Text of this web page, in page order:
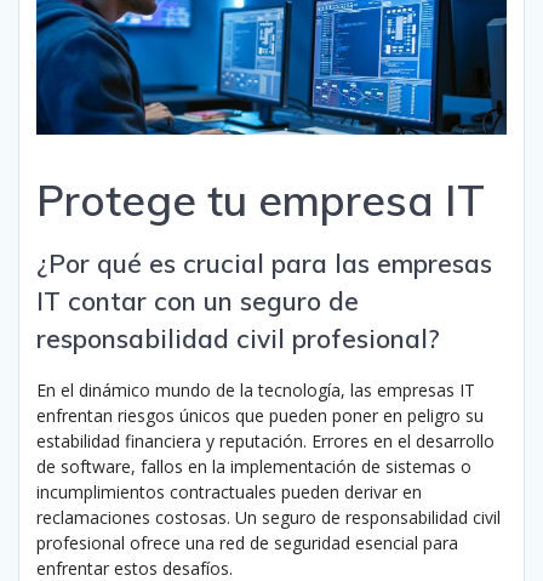
Protege tu empresa IT
¿Por qué es crucial para las empresas
IT contar con un seguro de
responsabilidad civil profesional?
En el dinámico mundo de la tecnología, las empresas IT
enfrentan riesgos únicos que pueden poner en peligro su
estabilidad financiera y reputación. Errores en el desarrollo
de software, fallos en la implementación de sistemas o
incumplimientos contractuales pueden derivar en
reclamaciones costosas. Un seguro de responsabilidad civil
profesional ofrece una red de seguridad esencial para
enfrentar estos desafíos.